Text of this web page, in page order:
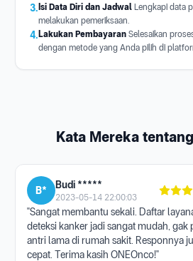
3. Isi Data Diri dan Jadwal Lengkapi data
melakukan pemeriksaan.
4. Lakukan Pembayaran Selesaikan
dengan metode yang Anda pilih di
Kata Mereka
B* Budi *****
2023-05-14 22:00:03
"Sangat membantu sekali. Daftar
deteksi kanker jadi sangat mudah, gak
antri lama di rumah sakit. Responnya
cepat. Terima kasih ONEOnco!"